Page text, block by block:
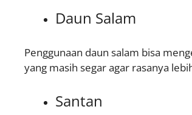
Daun Salam
Penggunaan daun salam bisa
yang masih segar agar rasanya
Santan